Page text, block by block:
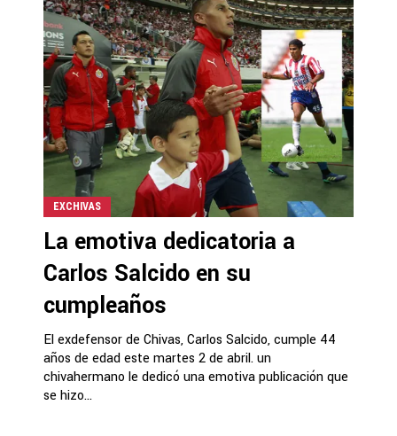
EXCHIVAS
La emotiva dedicatoria a
Carlos Salcido en su
cumpleaños
El exdefensor de Chivas, Carlos Salcido, cumple 44
años de edad este martes 2 de abril. un
chivahermano le dedicó una emotiva publicación que
se hizo...